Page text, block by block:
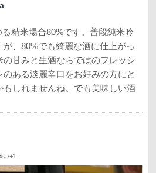
精米場合80%です。普段純米吟
、80%でも綺麗な酒に仕上がっ
甘みと生酒ならではのフレッシ
のある淡麗辛口をお好みの方にと
もしれませんね。でも美味しい酒
い+1